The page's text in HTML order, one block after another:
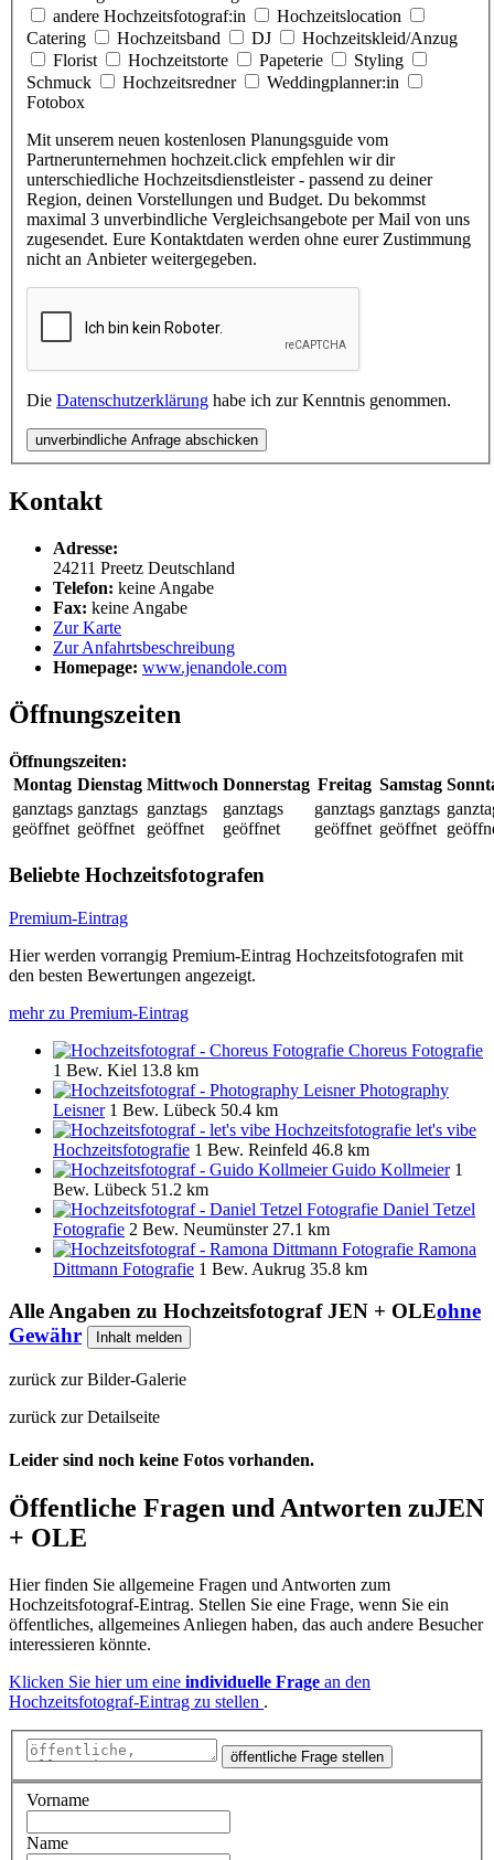
andere Hochzeitsfotograf:in
Hochzeitslocation
Catering
Hochzeitsband DJ
Hochzeitskleid/Anzug
Florist
Hochzeitstorte Papeterie
Styling
Schmuck
Hochzeitsredner
Weddingplanner:in
Fotobox
Mit unserem neuen kostenlosen Planungsguide vom
Partnerunternehmen hochzeit.click empfehlen wir dir
unterschiedliche Hochzeitsdienstleister - passend zu deiner
Region, deinen Vorstellungen und Budget. Du bekommst
maximal 3 unverbindliche Vergleichsangebote per Mail von uns
zugesendet. Eure Kontaktdaten werden ohne eurer Zustimmung
nicht an Anbieter weitergegeben.
Die Datenschutzerklärung habe ich zur Kenntnis genommen.
unverbindliche Anfrage abschicken
Kontakt
Adresse:
24211 Preetz Deutschland
Telefon: keine Angabe
Fax: keine Angabe
Zur Karte
Zur Anfahrtsbeschreibung
Homepage: www.jenandole.com
Öffnungszeiten
Öffnungszeiten:
Montag Dienstag Mittwoch Donnerstag Freitag Samstag
ganztags
geöffnet
ganztags
geöffnet
ganztags
geöffnet
ganztags
geöffnet
ganztags
geöffnet
ganztags
geöffnet
Beliebte Hochzeitsfotografen
Premium-Eintrag
Hier werden vorrangig Premium-Eintrag Hochzeitsfotografen mit
den besten Bewertungen angezeigt.
mehr zu Premium-Eintrag
Choreus Fotografie
1 Bew. Kiel 13.8 km
Photography
Leisner 1 Bew. Lübeck 50.4 km
let's vibe
Hochzeitsfotografie 1 Bew. Reinfeld 46.8 km
Guido Kollmeier 1
Bew. Lübeck 51.2 km
Daniel Tetzel
Fotografie 2 Bew. Neumünster 27.1 km
Ramona
Dittmann Fotografie 1 Bew. Aukrug 35.8 km
Alle Angaben zu Hochzeitsfotograf JEN + OLEohne
Gewähr
Inhalt melden
zurück zur Bilder-Galerie
zurück zur Detailseite
Leider sind noch keine Fotos vorhanden.
Öffentliche Fragen und Antworten zuJEN
+ OLE
Hier finden Sie allgemeine Fragen und Antworten zum
Hochzeitsfotograf-Eintrag. Stellen Sie eine Frage, wenn Sie ein
öffentliches, allgemeines Anliegen haben, das auch andere Besucher
interessieren könnte.
Klicken Sie hier um eine individuelle Frage an den
Hochzeitsfotograf-Eintrag zu stellen .
öffentliche Frage stellen
Vorname
Name